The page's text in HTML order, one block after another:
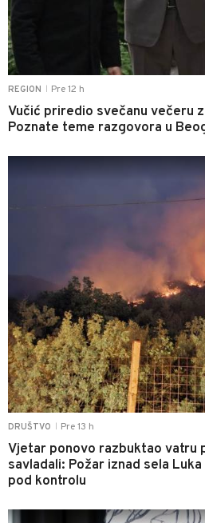
REGION Pre 12 h
Vučić priredio svečanu večeru
Poznate teme razgovora u
DRUŠTVO Pre 13 h
Vjetar ponovo razbuktao vatru
savladali: Požar iznad sela
pod kontrolu